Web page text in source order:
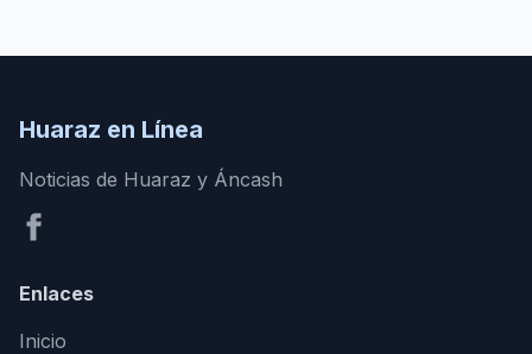
Huaraz en Línea
Noticias de Huaraz y Áncash
Enlaces
Inicio